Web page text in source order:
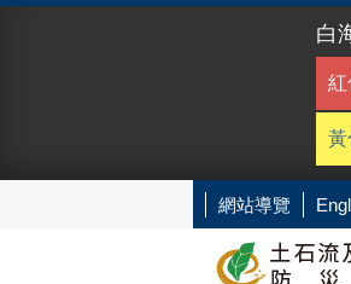
白
紅
黃
網站導覽